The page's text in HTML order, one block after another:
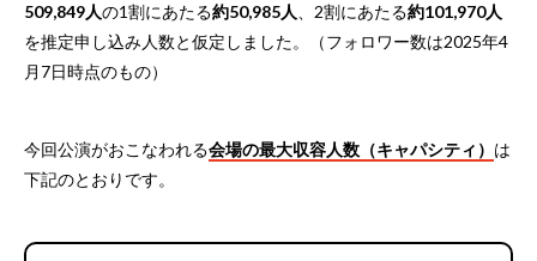
509,849人の1割にあたる約50,985人 、2割にあたる約101,970人
を推定申し込み人数と仮定しました。（フォロワー数は2025年4
月7日時点のもの）
今回公演がおこなわれる会場の最大収容人数（キャパシティ） は
下記のとおりです。